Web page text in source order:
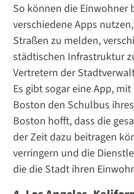
So können die Einwohner
verschiedene Apps
Straßen zu melden,
städtischen Infrastruktur
Vertretern der
Es gibt sogar eine App,
Boston den Schulbus
Boston hofft, dass die
der Zeit dazu beitragen
verringern und die
die die Stadt ihren